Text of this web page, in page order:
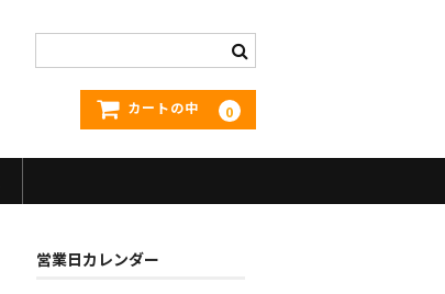
カートの中 0
営業日カレンダー